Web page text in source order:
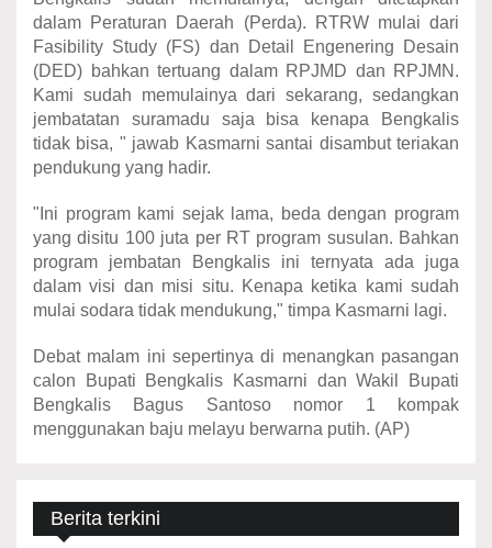
dalam Peraturan Daerah (Perda). RTRW mulai dari
Fasibility Study (FS) dan Detail Engenering Desain
(DED) bahkan tertuang dalam RPJMD dan RPJMN.
Kami sudah memulainya dari sekarang, sedangkan
jembatatan suramadu saja bisa kenapa Bengkalis
tidak bisa, " jawab Kasmarni santai disambut teriakan
pendukung yang hadir.
"Ini program kami sejak lama, beda dengan program
yang disitu 100 juta per RT program susulan. Bahkan
program jembatan Bengkalis ini ternyata ada juga
dalam visi dan misi situ. Kenapa ketika kami sudah
mulai sodara tidak mendukung," timpa Kasmarni lagi.
Debat malam ini sepertinya di menangkan pasangan
calon Bupati Bengkalis Kasmarni dan Wakil Bupati
Bengkalis Bagus Santoso nomor 1 kompak
menggunakan baju melayu berwarna putih. (AP)
Berita terkini